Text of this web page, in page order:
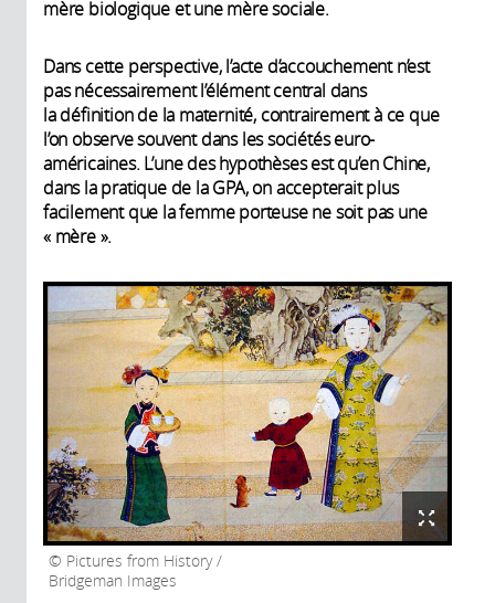
mère biologique et une mère sociale.
Dans cette perspective, l’acte d’accouchement n’est
pas nécessairement l’élément central dans
la définition de la maternité, contrairement à ce que
l’on observe souvent dans les sociétés euro-
américaines. L’une des hypothèses est qu’en Chine,
dans la pratique de la GPA, on accepterait plus
facilement que la femme porteuse ne soit pas une
« mère ».
Pictures from History /
Bridgeman Images